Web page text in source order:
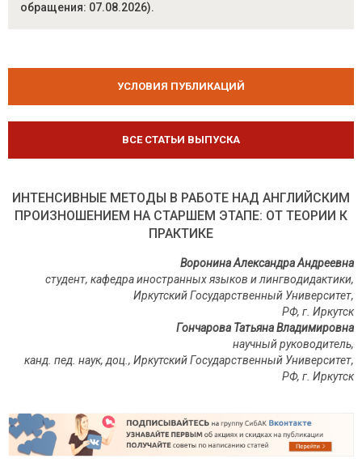
обращения: 07.08.2026).
УСЛОВИЯ ПУБЛИКАЦИЙ
ВСЕ СТАТЬИ ВЫПУСКА
ИНТЕНСИВНЫЕ МЕТОДЫ В РАБОТЕ НАД АНГЛИЙСКИМ
ПРОИЗНОШЕНИЕМ НА СТАРШЕМ ЭТАПЕ: ОТ ТЕОРИИ К
ПРАКТИКЕ
Воронина Александра Андреевна
студент, кафедра иностранных языков и лингводидактики,
Иркутский Государственный Университет,
РФ, г. Иркутск
Гончарова Татьяна Владимировна
научный руководитель,
канд. пед. наук, доц., Иркутский Государственный Университет,
РФ, г. Иркутск